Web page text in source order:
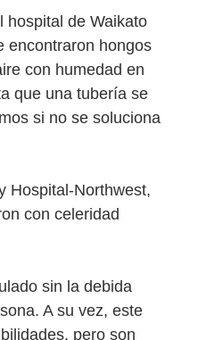
hospital de Waikato
encontraron hongos
con humedad en
que una tubería se
si no se soluciona
Hospital-Northwest,
con celeridad
sin la debida
A su vez, este
pero son